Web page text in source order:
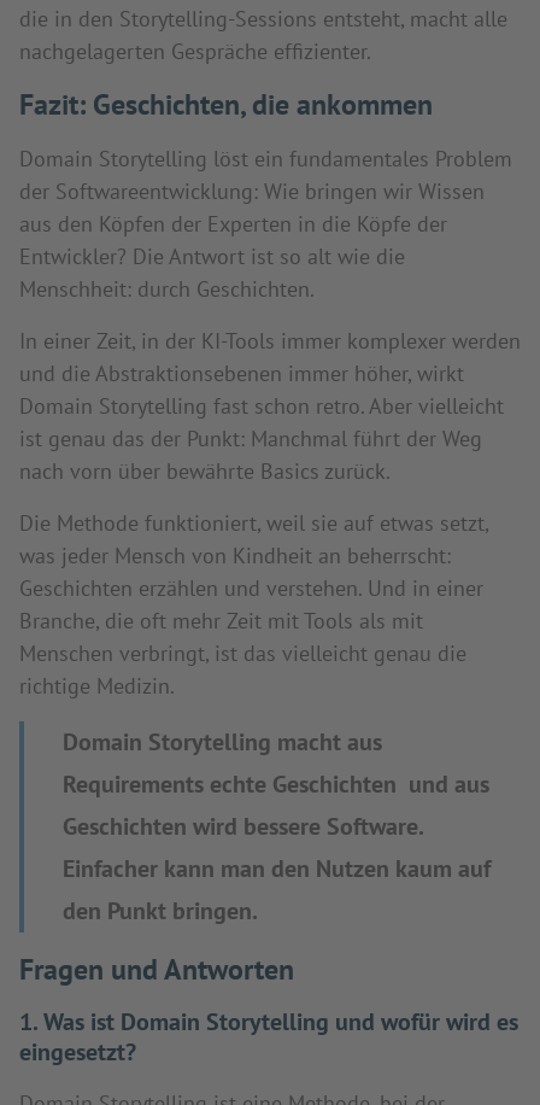
die in den Storytelling-Sessions entsteht, macht alle
nachgelagerten Gespräche effizienter.
Fazit: Geschichten, die ankommen
Domain Storytelling löst ein fundamentales Problem
der Softwareentwicklung: Wie bringen wir Wissen
aus den Köpfen der Experten in die Köpfe der
Entwickler? Die Antwort ist so alt wie die
Menschheit: durch Geschichten.
In einer Zeit, in der KI-Tools immer komplexer werden
und die Abstraktionsebenen immer höher, wirkt
Domain Storytelling fast schon retro. Aber vielleicht
ist genau das der Punkt: Manchmal führt der Weg
nach vorn über bewährte Basics zurück.
Die Methode funktioniert, weil sie auf etwas setzt,
was jeder Mensch von Kindheit an beherrscht:
Geschichten erzählen und verstehen. Und in einer
Branche, die oft mehr Zeit mit Tools als mit
Menschen verbringt, ist das vielleicht genau die
richtige Medizin.
Domain Storytelling macht aus
Requirements echte Geschichten und aus
Geschichten wird bessere Software.
Einfacher kann man den Nutzen kaum auf
den Punkt bringen.
Fragen und Antworten
1. Was ist Domain Storytelling und wofür wird es
eingesetzt?